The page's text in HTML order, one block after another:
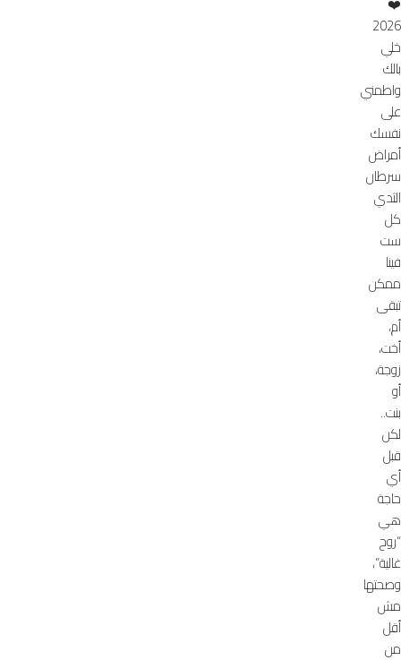
2026
خلي
بالك
واطمني
على
نفسك
أمراض
سرطان
الثدي
كل
ست
فينا
ممكن
تبقى
أم،
أخت،
زوجة،
أو
بنت..
لكن
قبل
أي
حاجة
هي
“روح
غالية”،
وصحتها
مش
أقل
من